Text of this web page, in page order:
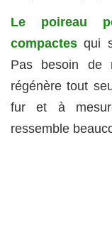
Le poireau
compactes qui
Pas besoin de
régénère tout
fur et à
ressemble